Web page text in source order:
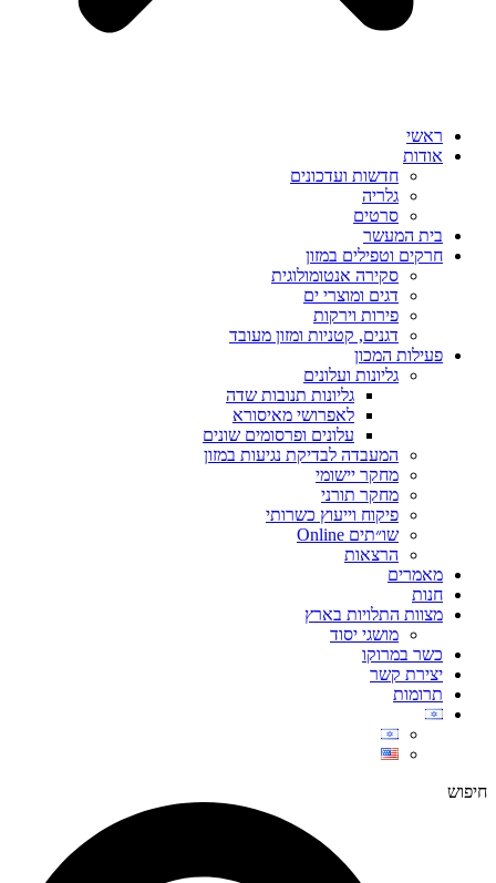
ראשי
אודות
חדשות ועדכונים
גלריה
סרטים
בית המעשר
חרקים וטפילים במזון
סקירה אנטומולוגית
דגים ומוצרי ים
פירות וירקות
דגנים, קטניות ומזון מעובד
פעילות המכון
גליונות ועלונים
גליונות תנובות שדה
לאפרושי מאיסורא
עלונים ופרסומים שונים
המעבדה לבדיקת נגיעות במזון
מחקר יישומי
מחקר תורני
פיקוח וייעוץ כשרותי
שו״תים Online
הרצאות
מאמרים
חנות
מצוות התלויות בארץ
מושגי יסוד
כשר במרוקו
יצירת קשר
תרומות
חיפוש